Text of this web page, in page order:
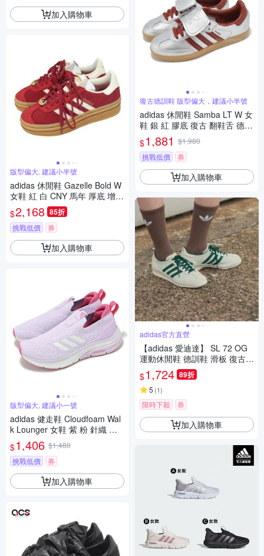
加入購物車
版型偏大, 建議小半號
adidas 休閒鞋 Gazelle Bold W
女鞋 紅 白 CNY 馬年 厚底 增高
膠底 愛迪達 KJ4293
$2,168 85折
挑戰低價 券
加入購物車
版型偏大, 建議小一號
adidas 健走鞋 Cloudfoam Wal
k Lounger 女鞋 紫 粉 針織 套
入式 緩衝 休閒 愛迪達 ID4060
$1,406 $1,480
挑戰低價
券
加入購物車
復古德訓鞋 版型偏大，建議小半號
adidas 休閒鞋 Samba LT W 女
鞋 銀 紅 膠底 復古 翻鞋舌 德訓
鞋 愛迪達 JH5707
$1,881 $1,980
挑戰低價
券
加入購物車
adidas官方直營
【adidas 愛迪達】 SL 72 OG
運動休閒鞋 德訓鞋 滑板 復古
女鞋 - Originals IF1940
$1,724 89折
5 (1)
限時下殺 券
加入購物車